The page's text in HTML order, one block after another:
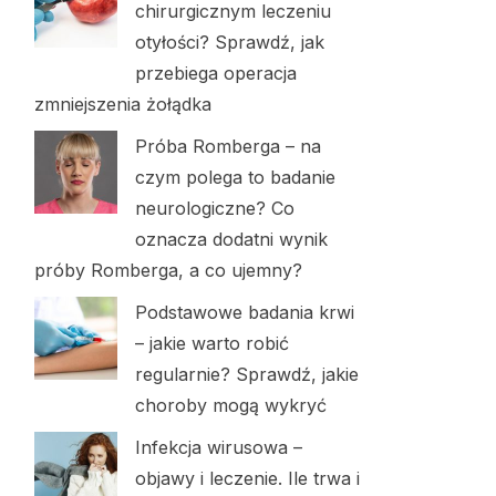
chirurgicznym leczeniu
otyłości? Sprawdź, jak
przebiega operacja
zmniejszenia żołądka
Próba Romberga – na
czym polega to badanie
neurologiczne? Co
oznacza dodatni wynik
próby Romberga, a co ujemny?
Podstawowe badania krwi
– jakie warto robić
regularnie? Sprawdź, jakie
choroby mogą wykryć
Infekcja wirusowa –
objawy i leczenie. Ile trwa i